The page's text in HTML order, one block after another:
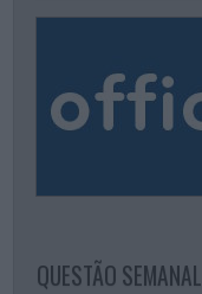
QUESTÃO SEMANAL